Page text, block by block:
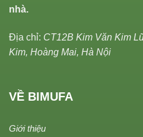
nhà.
Địa chỉ: CT12B Kim Văn Kim
Kim, Hoàng Mai, Hà Nội
VỀ BIMUFA
Giới thiệu